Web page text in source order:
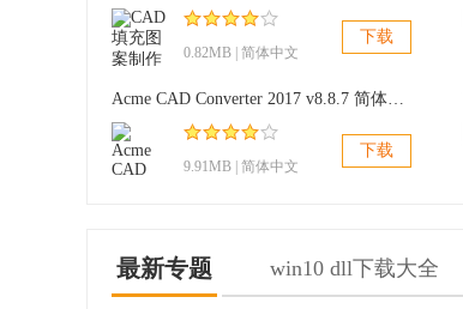
选择选项 a 或 b。
6. 选择我有一个 Autodesk 激活码
7.一旦出现激活屏幕:
0.82MB | 简体中文
下载
Acme CAD Converter 2017 v8.8.7 简体中文版
9.91MB | 简体中文
下载
最新专题 win10 dll下载大全